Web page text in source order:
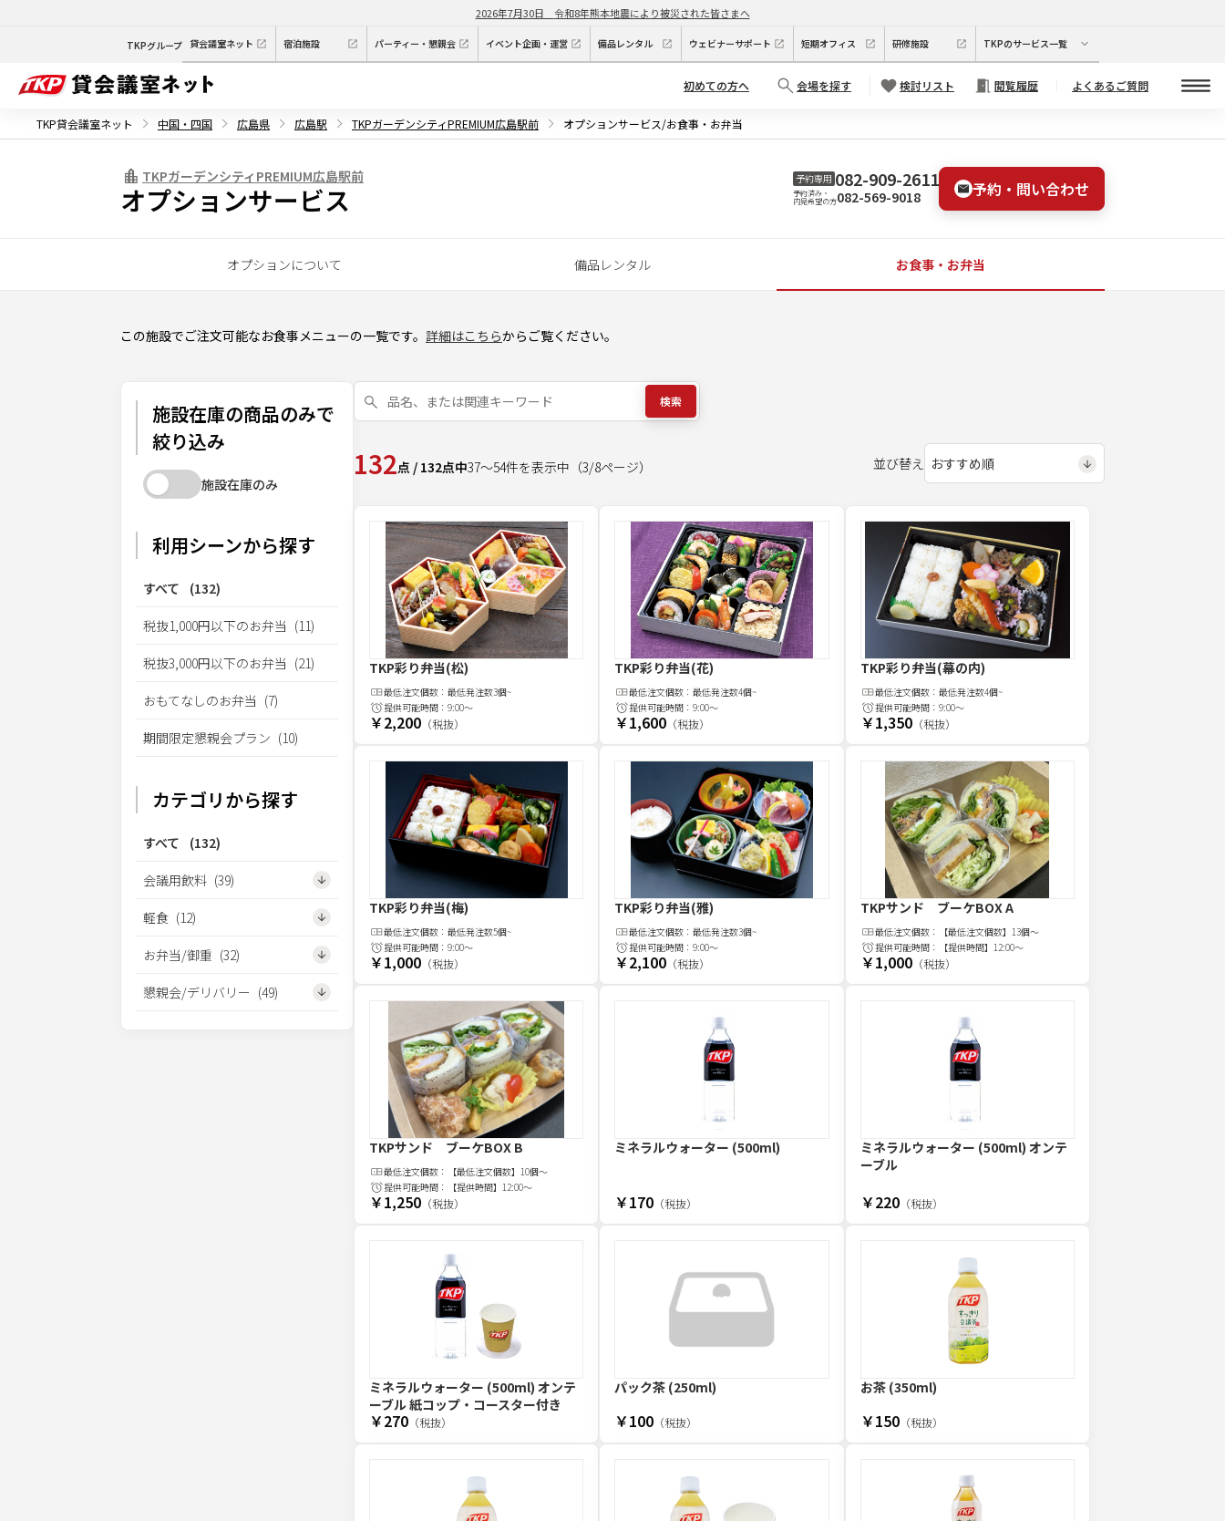
2026年7月30日 令和8年熊本地震により被災された皆さまへ
TKPグループ 貸会議室ネット 宿泊施設 パーティー・懇親会 イベント企画・運営 備品レンタル ウェビナーサポート 短期オフィス 研修施設 TKPのサービス一覧
初めての方へ 会場を探す 検討リスト 閲覧履歴 よくあるご質問
TKP貸会議室ネット 中国・四国 広島県 広島駅 TKPガーデンシティPREMIUM広島駅前 オプションサービス/お食事・お弁当
TKPガーデンシティPREMIUM広島駅前
オプションサービス
予約専用 082-909-2611
予約済み・
内見希望の方082-569-9018 予約・問い合わせ
オプションについて 備品レンタル お食事・お弁当
この施設でご注文可能なお食事メニューの一覧です。 詳細はこちらからご覧ください。
施設在庫の商品のみで
絞り込み
施設在庫のみ
利用シーンから探す
すべて (132)
税抜1,000円以下のお弁当 (11)
税抜3,000円以下のお弁当 (21)
おもてなしのお弁当 (7)
期間限定懇親会プラン (10)
カテゴリから探す
すべて (132)
会議用飲料 (39)
軽食 (12)
お弁当/御重 (32)
懇親会/デリバリー (49)
検索
132点 / 132点中37～54件を表示中 （3/8ページ） 並び替え
TKP彩り弁当(松)
最低注文個数： 最低発注数3個~
提供可能時間： 9:00～
￥2,200 （税抜）
TKP彩り弁当(花)
最低注文個数：最低発注数4個~
提供可能時間：9:00～
￥1,600 （税抜）
TKP彩り弁当(幕の内)
最低注文個数： 最低発注数4個~
提供可能時間： 9:00～
￥1,350（税抜）
TKP彩り弁当(梅)
最低注文個数： 最低発注数5個~
提供可能時間： 9:00～
￥1,000 （税抜）
TKP彩り弁当(雅)
最低注文個数：最低発注数3個~
提供可能時間：9:00～
￥2,100 （税抜）
TKPサンド ブーケBOX A
最低注文個数：
【最低注文個数】13個～
提供可能時間：
【提供時間】12:00～
￥1,000（税抜）
TKPサンド ブーケBOX B
最低注文個数：
【最低注文個数】10個～
提供可能時間：
【提供時間】12:00～
￥1,250 （税抜）
ミネラルウォーター (500ml)
￥170 （税抜）
ミネラルウォーター (500ml) オンテ
ーブル
￥220（税抜）
ミネラルウォーター (500ml) オンテ
ーブル 紙コップ・コースター付き
￥270 （税抜）
パック茶 (250ml)
￥100 （税抜）
お茶 (350ml)
￥150（税抜）